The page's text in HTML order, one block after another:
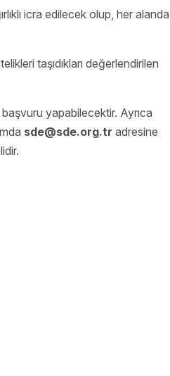
icra edilecek olup, her alanda
taşıdıkları değerlendirilen
yapabilecektir. Ayrıca
sde@sde.org.tr adresine